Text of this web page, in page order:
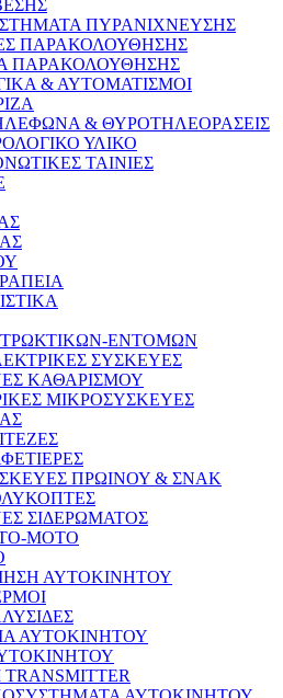
ΠΥΡΑΝΙΧΝΕΥΣΗΣ
ΠΑΡΑΚΟΛΟΥΘΗΣΗΣ
ΠΑΡΑΚΟΛΟΥΘΗΣΗΣ
& ΑΥΤΟΜΑΤΙΣΜΟΙ
& ΘΥΡΟΤΗΛΕΟΡΑΣΕΙΣ
ΥΛΙΚΟ
ΤΑΙΝΙΕΣ
ΕΝΤΟΜΩΝ
ΣΥΣΚΕΥΕΣ
ΚΑΘΑΡΙΣΜΟΥ
ΜΙΚΡΟΣΥΣΚΕΥΕΣ
ΠΡΩΙΝΟΥ & ΣΝΑΚ
ΣΙΔΕΡΩΜΑΤΟΣ
MOTO
ΑΥΤΟΚΙΝΗΤΟΥ
ΑΥΤΟΚΙΝΗΤΟΥ
TRANSMITTER